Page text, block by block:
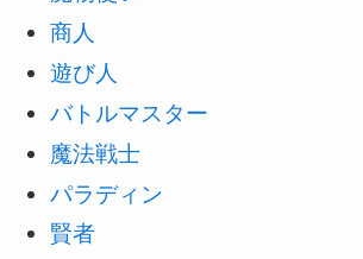
商人
遊び人
バトルマスター
魔法戦士
パラディン
賢者